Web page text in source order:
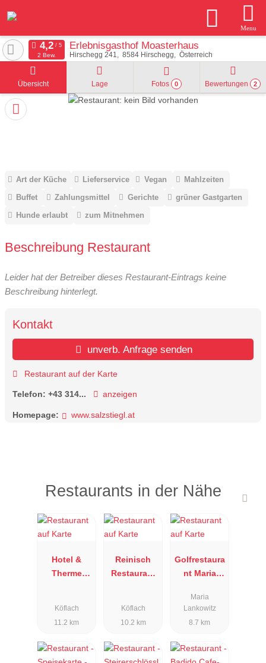
Menu
Erlebnisgasthof Moasterhaus
Hirschegg 241 8584 Hirschegg Österreich
2 Bew.
Übersicht Lage Fotos 0 Bewertungen 2
Art der Küche Lieferservice Vegan
Mahlzeiten
Buffet
Zahlungsmittel Gerichte
grüner Gastgarten
Hunde erlaubt
zum Mitnehmen
Beschreibung Restaurant
Leider hat der Betreiber dieses Restaurant-Eintrags keine
Beschreibung hinterlegt.
Kontakt
unverb. Anfrage senden
Restaurant auf der Karte
Telefon: +43 314... anzeigen
Homepage: www.salzstiegl.at
Restaurants in der Nähe
Hotel &
Therme
Köflach
11.2 km
Reinisch
Restaurant
Köflach
10.2 km
Golfrestaura
nt Maria
Maria
Lankowitz
8.7 km